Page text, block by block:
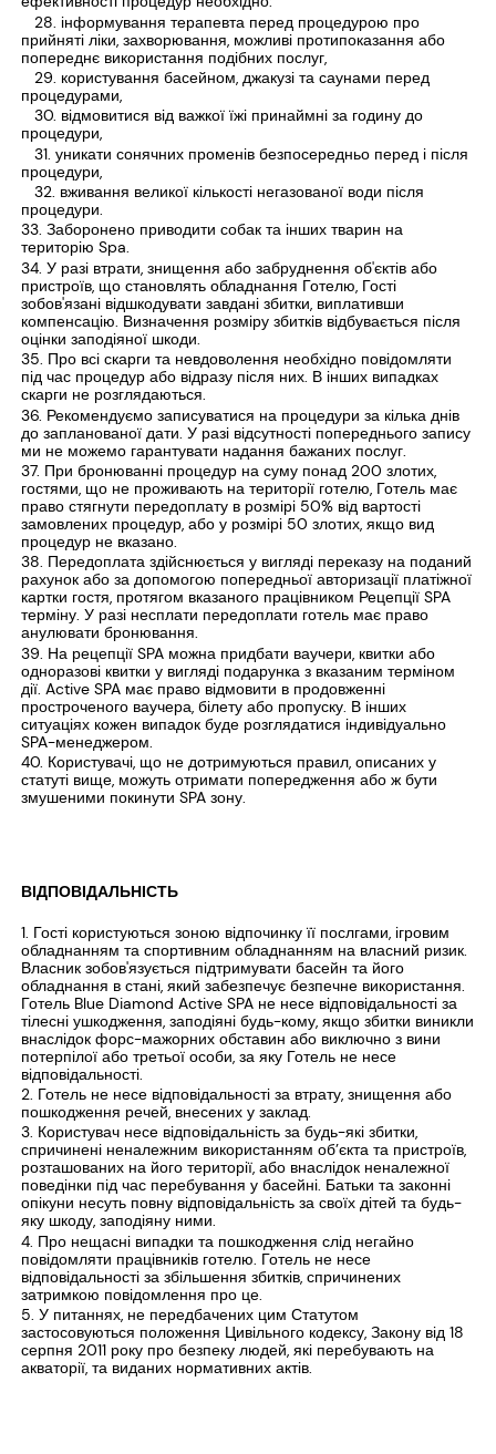
інформування терапевта перед процедурою про
прийняті ліки, захворювання, можливі протипоказання або
попереднє використання подібних послуг,
користування басейном, джакузі та саунами перед
процедурами,
відмовитися від важкої їжі принаймні за годину до
процедури,
уникати сонячних променів безпосередньо перед і після
процедури,
вживання великої кількості негазованої води після
процедури.
Заборонено приводити собак та інших тварин на
територію Spa.
У разі втрати, знищення або забруднення об'єктів або
пристроїв, що становлять обладнання Готелю, Гості
зобов'язані відшкодувати завдані збитки, виплативши
компенсацію. Визначення розміру збитків відбувається після
оцінки заподіяної шкоди.
Про всі скарги та невдоволення необхідно повідомляти
під час процедур або відразу після них. В інших випадках
скарги не розглядаються.
Рекомендуємо записуватися на процедури за кілька днів
до запланованої дати. У разі відсутності попереднього запису
ми не можемо гарантувати надання бажаних послуг.
При бронюванні процедур на суму понад 200 злотих,
гостями, що не проживають на території готелю, Готель має
право стягнути передоплату в розмірі 50% від вартості
замовлених процедур, або у розмірі 50 злотих, якщо вид
процедур не вказано.
Передоплата здійснюється у вигляді переказу на поданий
рахунок або за допомогою попередньої авторизації платіжної
картки гостя, протягом вказаного працівником Рецепції SPA
терміну. У разі несплати передоплати готель має право
анулювати бронювання.
На рецепції SPA можна придбати ваучери, квитки або
одноразові квитки у вигляді подарунка з вказаним терміном
дії. Active SPA має право відмовити в продовженні
простроченого ваучера, білету або пропуску. В інших
ситуаціях кожен випадок буде розглядатися індивідуально
SPA-менеджером.
Користувачі, що не дотримуються правил, описаних у
статуті вище, можуть отримати попередження або ж бути
змушеними покинути SPA зону.
ВІДПОВІДАЛЬНІСТЬ
Гості користуються зоною відпочинку її послгами, ігровим
обладнанням та спортивним обладнанням на власний ризик.
Власник зобов'язується підтримувати басейн та його
обладнання в стані, який забезпечує безпечне використання.
Готель Blue Diamond Active SPA не несе відповідальності за
тілесні ушкодження, заподіяні будь-кому, якщо збитки виникли
внаслідок форс-мажорних обставин або виключно з вини
потерпілої або третьої особи, за яку Готель не несе
відповідальності.
Готель не несе відповідальності за втрату, знищення або
пошкодження речей, внесених у заклад.
Користувач несе відповідальність за будь-які збитки,
спричинені неналежним використанням об’єкта та пристроїв,
розташованих на його території, або внаслідок неналежної
поведінки під час перебування у басейні. Батьки та законні
опікуни несуть повну відповідальність за своїх дітей та будь-
яку шкоду, заподіяну ними.
Про нещасні випадки та пошкодження слід негайно
повідомляти працівників готелю. Готель не несе
відповідальності за збільшення збитків, спричинених
затримкою повідомлення про це.
У питаннях, не передбачених цим Статутом
застосовуються положення Цивільного кодексу, Закону від 18
серпня 2011 року про безпеку людей, які перебувають на
акваторії, та виданих нормативних актів.